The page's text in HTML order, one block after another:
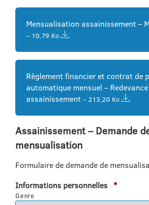
Mensualisation assainissement –
– 10,79 Ko
Règlement financier et contrat de
automatique mensuel – Redevance
assainissement – 213,20 Ko
Assainissement – Demande
mensualisation
Formulaire de demande de
Informations personnelles *
Genre